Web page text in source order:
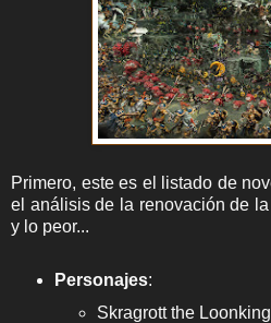
Primero, este es el listado de
el análisis de la renovación de
y lo peor...
Personajes:
Skragrott the